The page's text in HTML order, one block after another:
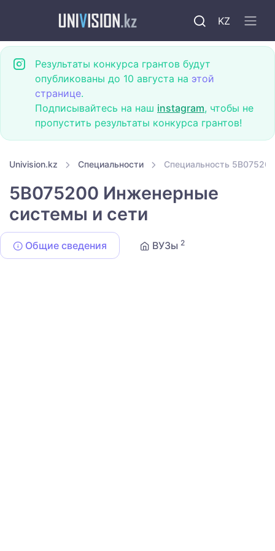
KZ
Результаты конкурса грантов будут
опубликованы до 10 августа на этой
странице.
Подписывайтесь на наш instagram, чтобы не
пропустить результаты конкурса грантов!
Univision.kz Специальности Специальность
5B075200 Инженерные
системы и сети
Общие сведения ВУЗы 2